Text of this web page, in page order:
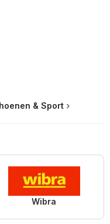
& Sport
Wibra